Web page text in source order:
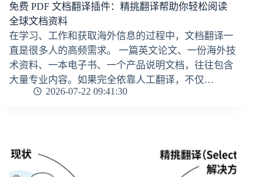
免费 PDF 文档翻译插件：精挑翻译帮助你轻松阅读
全球文档资料
在学习、工作和获取海外信息的过程中，文档翻译一
直是很多人的高频需求。 一篇英文论文、一份海外技
术资料、一本电子书、一个产品说明文档，往往包含
大量专业内容。如果完全依靠人工翻译，不仅…
2026-07-22 09:41:30